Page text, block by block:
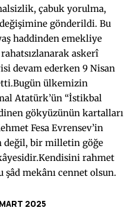
halsizlik, çabuk yorulma,
gönderildi. Bu
haddinden emekliye
rahatsızlanarak askerî
devam ederken 9 Nisan
ülkemizin
Atatürk’ün “İstikbal
gökyüzünün kartalları
Fesa Evrensev’in
değil, bir milletin göğe
rahmet
mekânı cennet olsun.
2025